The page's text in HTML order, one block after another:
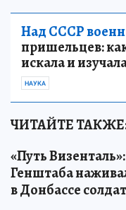
Над СССР
пришельцев:
искала и
НАУКА
ЧИТАЙТЕ
«Путь
Генштаба
в Донбассе солдат